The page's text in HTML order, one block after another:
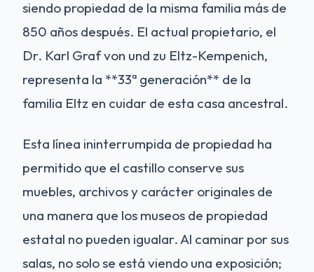
siendo propiedad de la misma familia más de
850 años después. El actual propietario, el
Dr. Karl Graf von und zu Eltz-Kempenich,
representa la **33ª generación** de la
familia Eltz en cuidar de esta casa ancestral.
Esta línea ininterrumpida de propiedad ha
permitido que el castillo conserve sus
muebles, archivos y carácter originales de
una manera que los museos de propiedad
estatal no pueden igualar. Al caminar por sus
salas, no solo se está viendo una exposición;